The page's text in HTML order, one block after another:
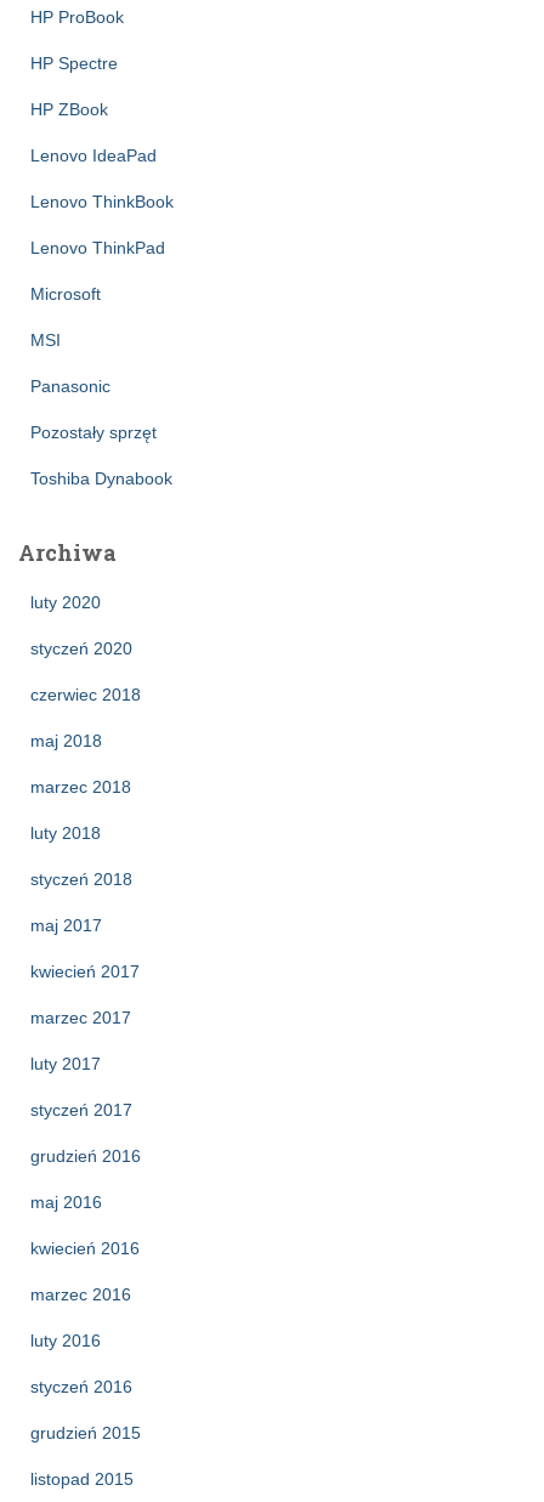
HP ProBook
HP Spectre
HP ZBook
Lenovo IdeaPad
Lenovo ThinkBook
Lenovo ThinkPad
Microsoft
MSI
Panasonic
Pozostały sprzęt
Toshiba Dynabook
Archiwa
luty 2020
styczeń 2020
czerwiec 2018
maj 2018
marzec 2018
luty 2018
styczeń 2018
maj 2017
kwiecień 2017
marzec 2017
luty 2017
styczeń 2017
grudzień 2016
maj 2016
kwiecień 2016
marzec 2016
luty 2016
styczeń 2016
grudzień 2015
listopad 2015